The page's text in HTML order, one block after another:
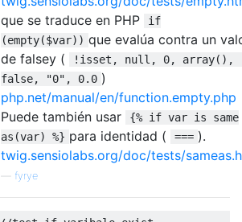
que se traduce en PHP
if
(empty($var)) que evalúa contra un
de falsey (
!isset, null, 0, array(),
false, "0", 0.0 )
php.net/manual/en/function.empty.php
Puede también usar
{% if var is same
as(var) %} para identidad ( === ).
twig.sensiolabs.org/doc/tests/
fyrye